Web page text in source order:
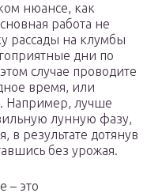
нюансе, как
работа не
рассады на клумбы
дни по
случае проводите
время, или
Например, лучше
лунную фазу,
в результате дотянув
без урожая.
– это